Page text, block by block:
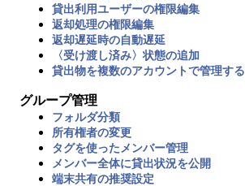
貸出利用ユーザーの権限編集
返却処理の権限編集
返却遅延時の自動遅延
〈受け渡し済み〉状態の追加
貸出物を複数のアカウントで管理する
グループ管理
フォルダ分類
所有権者の変更
タグを使ったメンバー管理
メンバー全体に貸出状況を公開
端末共有の推奨設定